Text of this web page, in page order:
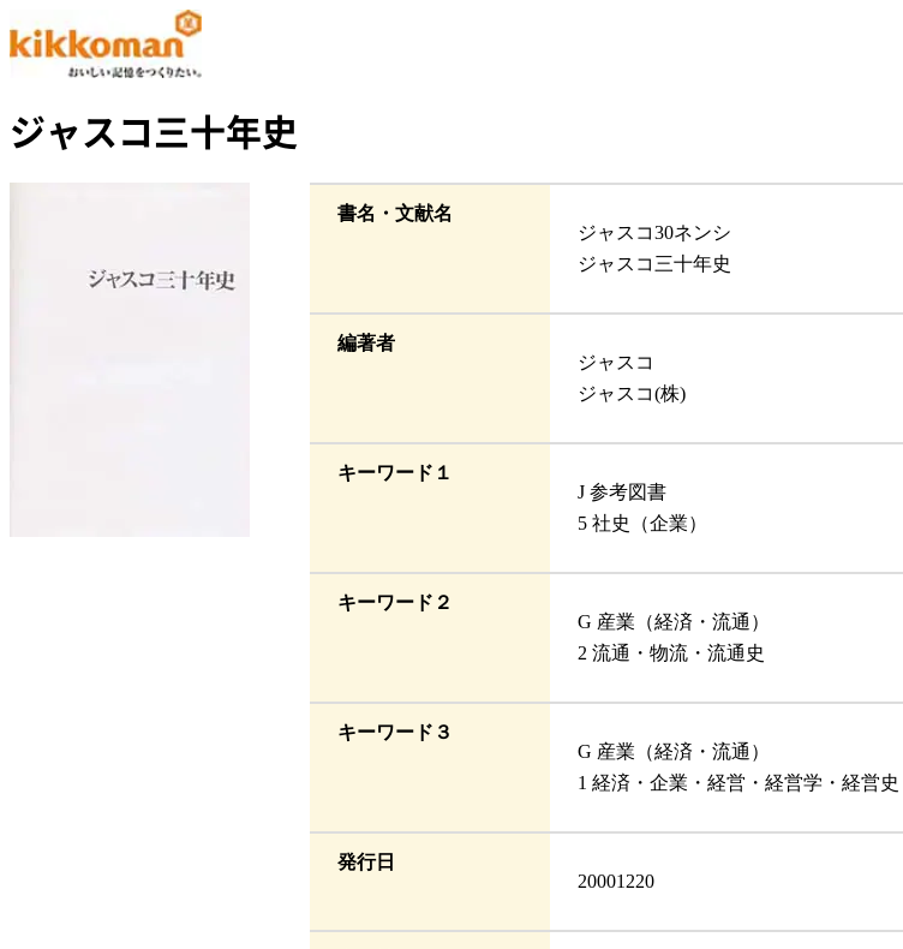
ジャスコ三十年史
書名・文献名
ジャスコ30ネンシ
ジャスコ三十年史
編著者
ジャスコ
ジャスコ(株)
キーワード１
J 参考図書
5 社史（企業）
キーワード２
G 産業（経済・流通）
2 流通・物流・流通史
キーワード３
G 産業（経済・流通）
1 経済・企業・経営・経営学・経営史
発行日
20001220